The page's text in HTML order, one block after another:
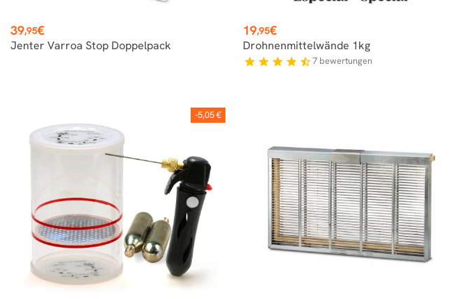
Preis
39,95€
Jenter Varroa Stop Doppelpack
Preis
19,95€
Drohnenmittelwände 1kg
star star star star star_half7 bewertungen
-5,05 €